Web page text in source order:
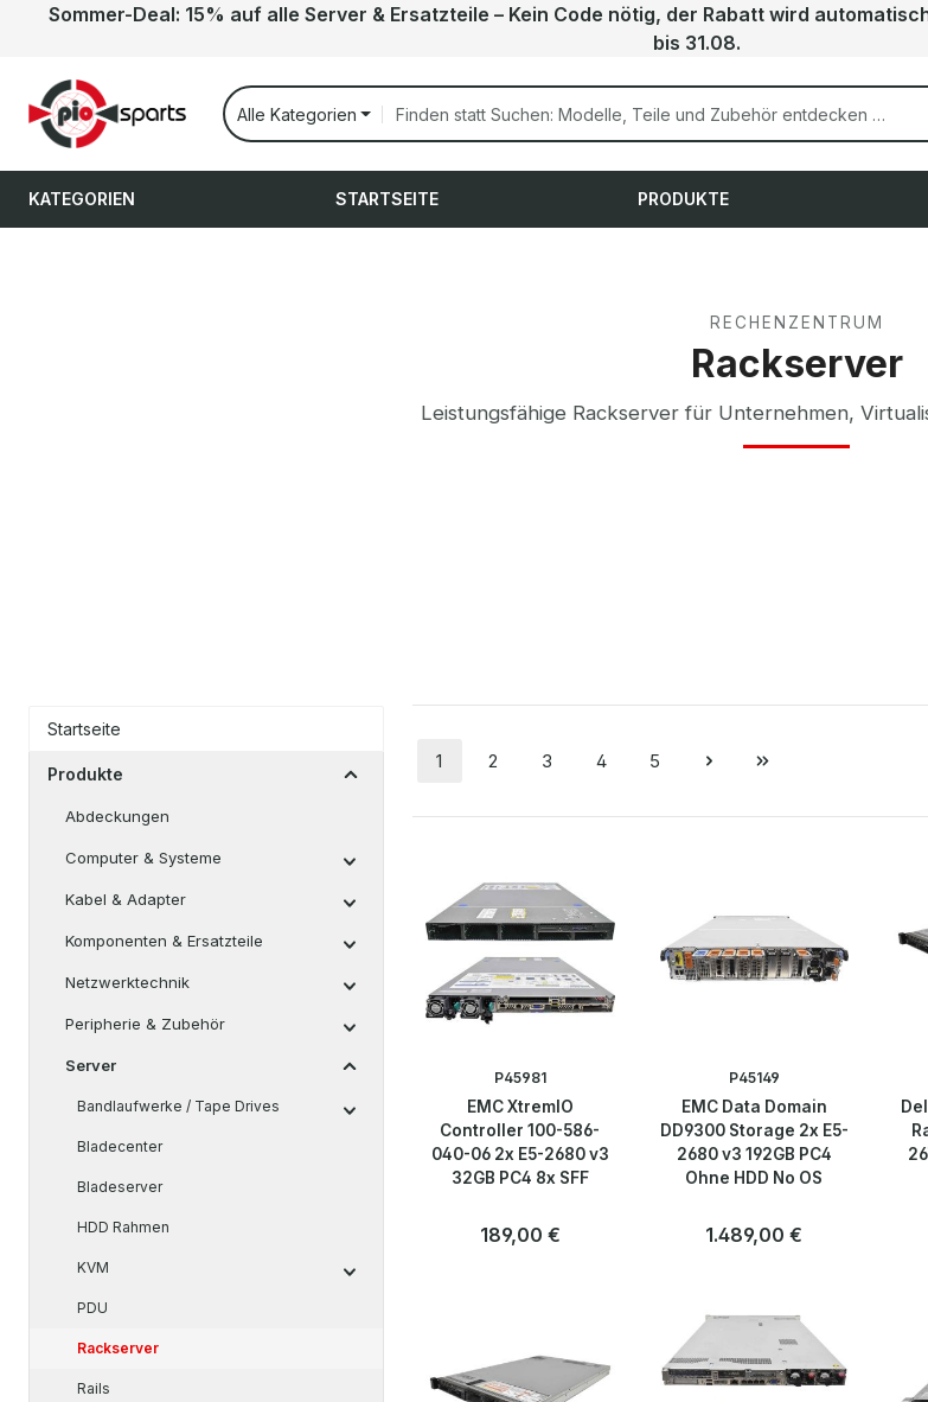
Hauptinhalt springen
Zur Suche springen
Zur Hauptnavigation springen
Sommer-Deal: 15% auf alle Server & Ersatzteile – Kein Code nötig, der Rabatt wird
bis 31.08.
Alle Kategorien
KATEGORIEN STARTSEITE PRODUKTE
RECHENZENTRUM
Rackserver
Leistungsfähige Rackserver für Unternehmen,
Startseite
Produkte
Abdeckungen
Computer & Systeme
Kabel & Adapter
Komponenten & Ersatzteile
Netzwerktechnik
Peripherie & Zubehör
Server
Bandlaufwerke / Tape Drives
Bladecenter
Bladeserver
HDD Rahmen
KVM
PDU
Rackserver
Rails
Seite
1 Seite
2 Seite
3 Seite
4 Seite
5
P45981
EMC XtremIO
Controller 100-586-
040-06 2x E5-2680 v3
32GB PC4 8x SFF
Regulärer Preis:
189,00 €
P45149
EMC Data Domain
DD9300 Storage 2x E5-
2680 v3 192GB PC4
Ohne HDD No OS
Regulärer Preis:
1.489,00 €